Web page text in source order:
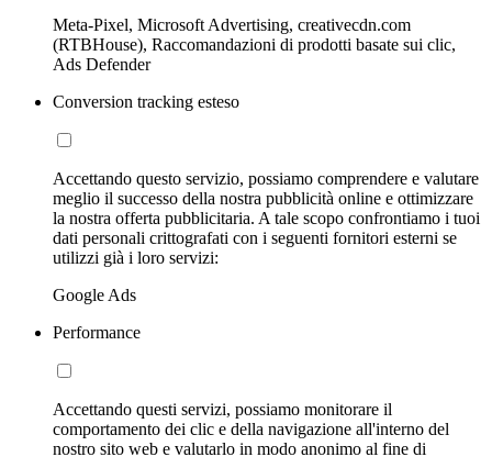
Meta-Pixel, Microsoft Advertising, creativecdn.com
(RTBHouse), Raccomandazioni di prodotti basate sui clic,
Ads Defender
Conversion tracking esteso
Accettando questo servizio, possiamo comprendere e valutare
meglio il successo della nostra pubblicità online e ottimizzare
la nostra offerta pubblicitaria. A tale scopo confrontiamo i tuoi
dati personali crittografati con i seguenti fornitori esterni se
utilizzi già i loro servizi:
Google Ads
Performance
Accettando questi servizi, possiamo monitorare il
comportamento dei clic e della navigazione all'interno del
nostro sito web e valutarlo in modo anonimo al fine di